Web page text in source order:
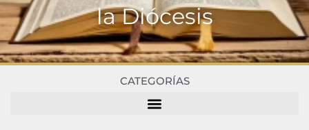
la Diócesis
CATEGORÍAS